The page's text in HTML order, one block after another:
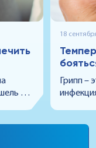
и
18
Грипп –